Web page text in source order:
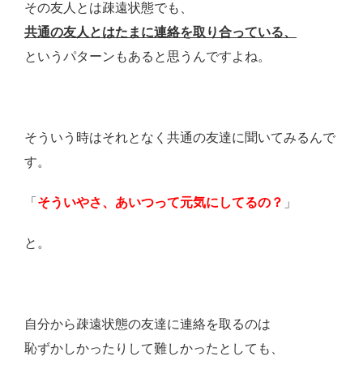
その友人とは疎遠状態でも、
共通の友人とはたまに連絡を取り合っている、
というパターンもあると思うんですよね。
そういう時はそれとなく共通の友達に聞いてみるんで
す。
「 そういやさ、あいつって元気にしてるの？ 」
と。
自分から疎遠状態の友達に連絡を取るのは
恥ずかしかったりして難しかったとしても、